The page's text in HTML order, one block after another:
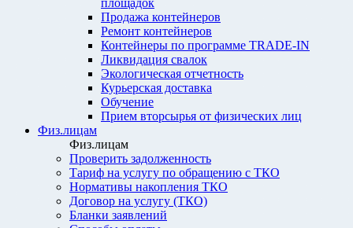
площадок
Продажа контейнеров
Ремонт контейнеров
Контейнеры по программе TRADE-IN
Ликвидация свалок
Экологическая отчетность
Курьерская доставка
Обучение
Прием вторсырья от физических лиц
Физ.лицам
Физ.лицам
Проверить задолженность
Тариф на услугу по обращению с ТКО
Нормативы накопления ТКО
Договор на услугу (ТКО)
Бланки заявлений